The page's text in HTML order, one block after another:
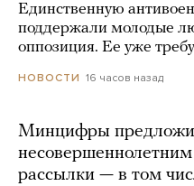
Единственную
поддержали молодые
оппозиция. Ее уже
НОВОСТИ 16 часов назад
Минцифры
рассылки — в том